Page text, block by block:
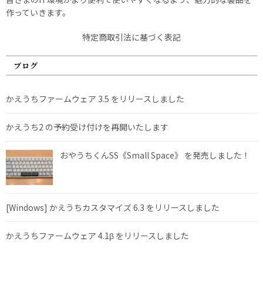
作っていきます。
特定商取引法に基づく表記
ブログ
かえうちファームウェア 3.5 をリリースしました
かえうち2 の予約受け付けを再開いたします
おやうちくんSS《Small Space》 を発売しました！
[Windows] かえうちカスタマイズ 6.3 をリリースしました
かえうちファームウェア 4.1β をリリースしました